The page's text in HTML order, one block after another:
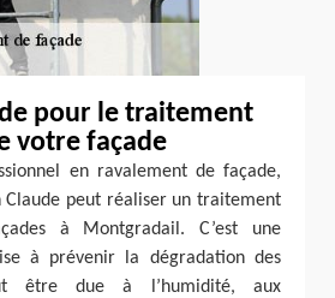
pour le traitement
votre façade
en ravalement de façade,
Claude peut réaliser un traitement
à Montgradail. C’est une
à prévenir la dégradation des
être due à l’humidité, aux